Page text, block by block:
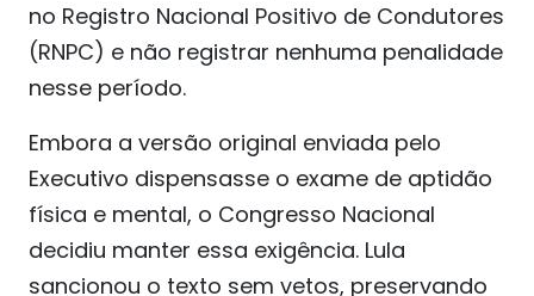
no Registro Nacional Positivo de Condutores
(RNPC) e não registrar nenhuma penalidade
nesse período.
Embora a versão original enviada pelo
Executivo dispensasse o exame de aptidão
física e mental, o Congresso Nacional
decidiu manter essa exigência. Lula
sancionou o texto sem vetos, preservando